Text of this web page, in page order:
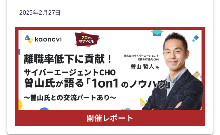
2025年2月27日